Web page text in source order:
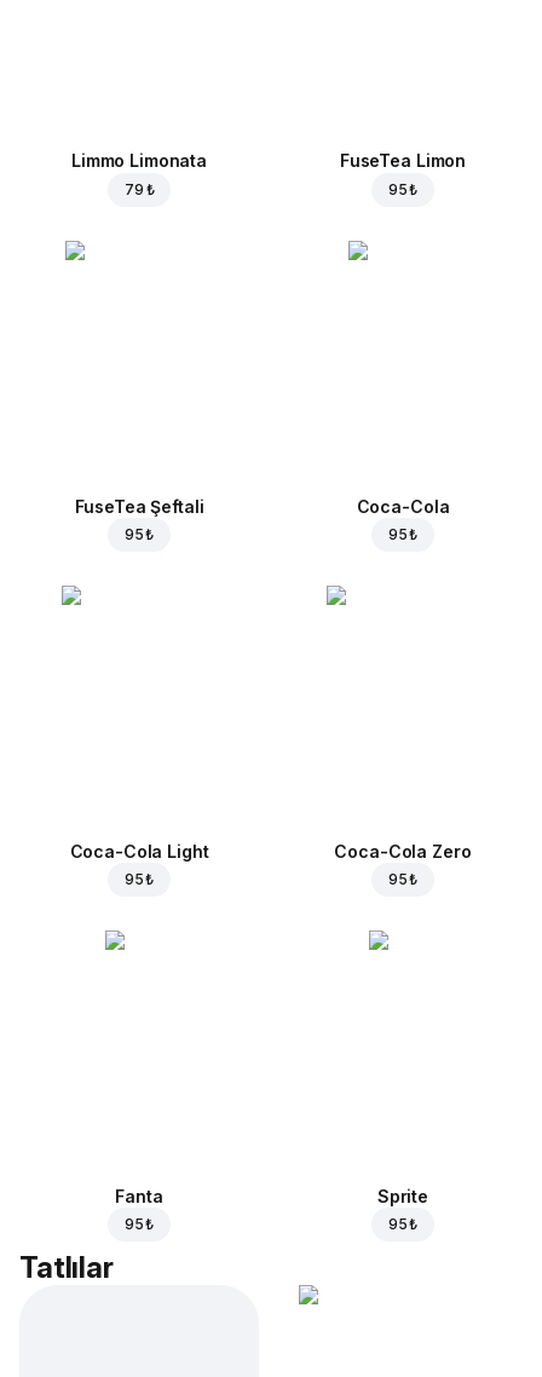
Limmo Limonata
79 ₺
FuseTea Limon
95 ₺
FuseTea Şeftali
95 ₺
Coca-Cola
95 ₺
Coca-Cola Light
95 ₺
Coca-Cola Zero
95 ₺
Fanta
95 ₺
Sprite
95 ₺
Tatlılar